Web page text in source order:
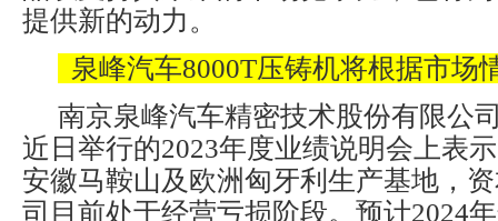
提供新的动力。
泉峰汽车8000T压铸机将根据市场
南京泉峰汽车精密技术股份有限公
近日举行的2023年度业绩说明会上表
安徽马鞍山及欧洲匈牙利生产基地，
司目前处于经营亏损阶段。预计2024